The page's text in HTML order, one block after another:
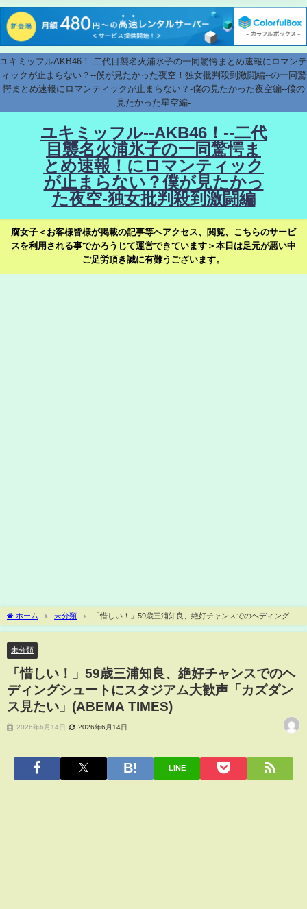
ユキミッフルAKB46！-二代目襲名火浦氷子の一同驚愕まとめ速報にロマンテ
ィックが止まらない？--僕が見たかった夜空！独女批判殺到激闘編--の一同驚
愕まとめ速報にロマンティックが止まらない？-僕の見たかった夜空編--僕の
見たかった星空編-
ユキミッフル--AKB46！--二代
目襲名火浦氷子の一同驚愕ま
とめ速報！にロマンティック
が止まらない？僕が見たかっ
た夜空-独女批判殺到激闘編
腐女子＜お客様皆様が掲載の記事等へアクセス、閲覧、こちらのサービ
スを利用される事でかろうじて運営できています＞本日は足元が悪い中
ご足労頂き誠に有難うございます。
ホーム 未分類
「惜しい！」59歳三浦知良、絶好チャンスでのヘディングシ
ュートにスタジアム大歓声「カズダンス見たい」(ABEMA TIMES)
未分類
「惜しい！」59歳三浦知良、絶好チャンスでのヘ
ディングシュートにスタジアム大歓声「カズダン
ス見たい」(ABEMA TIMES)
2026年6月14日 2026年6月14日
LINE